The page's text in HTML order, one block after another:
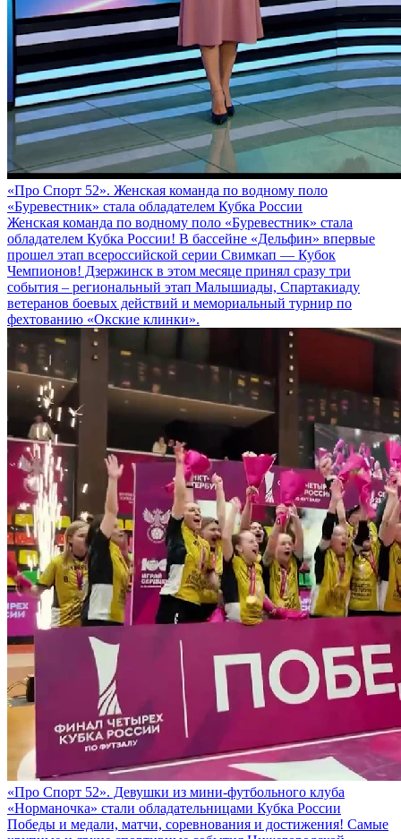
«Про Спорт 52». Женская команда по водному поло
«Буревестник» стала обладателем Кубка России
Женская команда по водному поло «Буревестник» стала
обладателем Кубка России! В бассейне «Дельфин» впервые
прошел этап всероссийской серии Свимкап — Кубок
Чемпионов! Дзержинск в этом месяце принял сразу три
события – региональный этап Малышиады, Спартакиаду
ветеранов боевых действий и мемориальный турнир по
фехтованию «Окские клинки».
«Про Спорт 52». Девушки из мини-футбольного клуба
«Норманочка» стали обладательницами Кубка России
Победы и медали, матчи, соревнования и достижения! Самые